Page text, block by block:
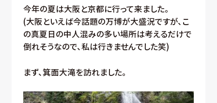
今年の夏は大阪と京都に行って来ました。
(大阪といえば今話題の万博が大盛況ですが、こ
の真夏日の中人混みの多い場所は考えるだけで
倒れそうなので、私は行きませんでした笑)
まず、箕面大滝を訪れました。